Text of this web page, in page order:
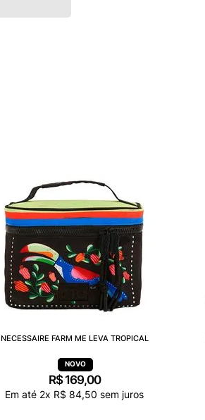
NECESSAIRE FARM ME LEVA TROPICAL
R$ 169,00
Em até 2x R$ 84,50 sem juros